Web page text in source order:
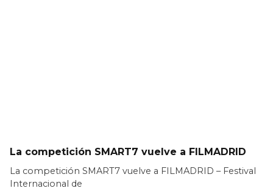
La competición SMART7 vuelve a FILMADRID
La competición SMART7 vuelve a FILMADRID – Festival
Internacional de